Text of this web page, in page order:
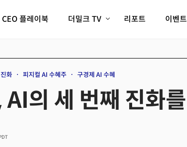
/직업
CEO 플레이북 더밀크 TV
크리스의 뉴욕 시그널
리포트 이벤트
화 피지컬 AI 수혜주 구경제 AI 수혜
AI의 세 번째 진화